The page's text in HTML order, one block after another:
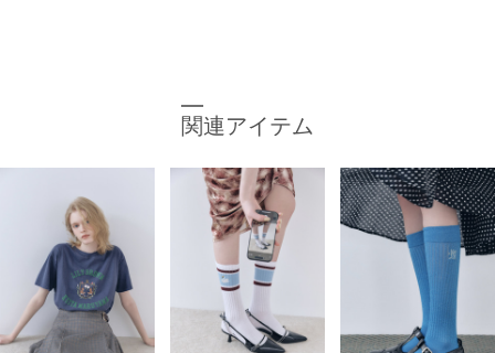
関連アイテム